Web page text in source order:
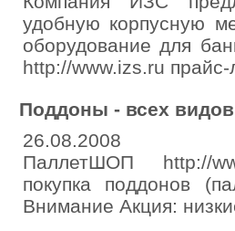
удобную корпусную
оборудование для
http://www.izs.ru
Поддоны - всех
26.08.2008
ПаллетШОП http://
покупка поддонов
Внимание Акция: